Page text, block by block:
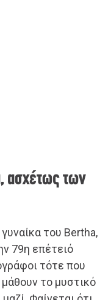
ασχέτως των
του Bertha,
79η επέτειό
τότε που
το μυστικό